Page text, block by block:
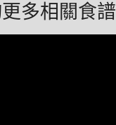
多相關食